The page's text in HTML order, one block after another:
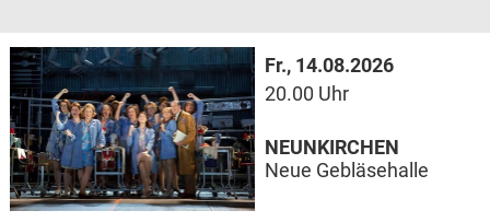
Fr., 14.08.2026
20.00 Uhr
NEUNKIRCHEN
Neue Gebläsehalle